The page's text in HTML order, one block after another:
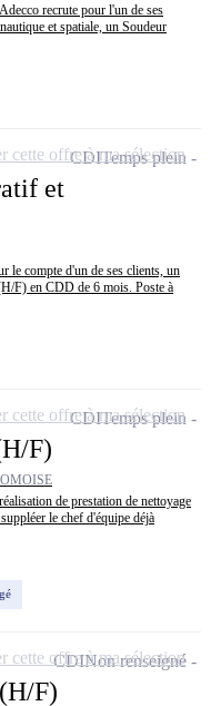
recrute pour l'un de ses
et spatiale, un Soudeur
et
le compte d'un de ses clients, un
F) en CDD de 6 mois. Poste à
CDITemps plein
cette offre à ma sélection
F)
de prestation de nettoyage
le chef d'équipe déjà
CDITemps plein
cette offre à ma sélection
F)
CDINon renseigné
cette offre à ma sélection